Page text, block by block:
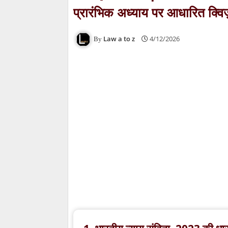
प्रारंभिक अध्याय पर आधारित
Law a to z 4/12/2026